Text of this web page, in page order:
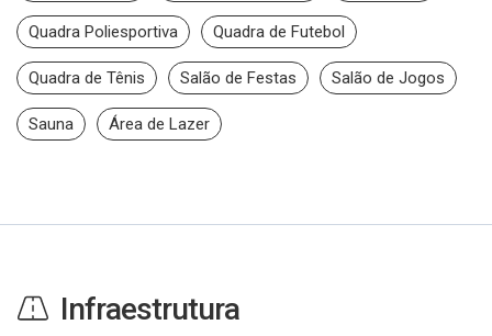
Quadra Poliesportiva Quadra de Futebol
Quadra de Tênis Salão de Festas Salão de Jogos
Sauna Área de Lazer
Infraestrutura